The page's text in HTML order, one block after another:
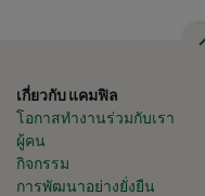
เกี่ยวกับ แคมฟิล
โอกาสทำงานร่วมกับเรา
ผู้คน
กิจกรรม
การพัฒนาอย่างยั่งยืน